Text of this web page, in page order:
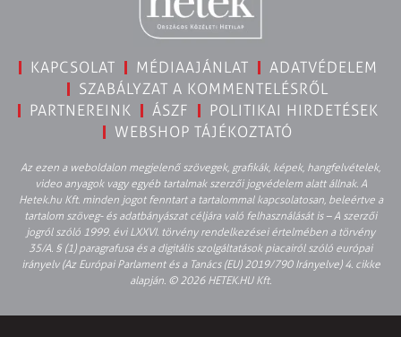
KAPCSOLAT MÉDIAAJÁNLAT
ADATVÉDELEM
SZABÁLYZAT A KOMMENTELÉSRŐL
PARTNEREINK
ÁSZF
POLITIKAI HIRDETÉSEK
WEBSHOP TÁJÉKOZTATÓ
Az ezen a weboldalon megjelenő szövegek, grafikák, képek, hangfelvételek,
video anyagok vagy egyéb tartalmak szerzői jogvédelem alatt állnak. A
Hetek.hu Kft. minden jogot fenntart a tartalommal kapcsolatosan, beleértve a
tartalom szöveg- és adatbányászat céljára való felhasználását is – A szerzői
jogról szóló 1999. évi LXXVI. törvény rendelkezései értelmében a törvény
35/A. § (1) paragrafusa és a digitális szolgáltatások piacairól szóló európai
irányelv (Az Európai Parlament és a Tanács (EU) 2019/790 Irányelve) 4. cikke
alapján. © 2026 HETEK.HU Kft.